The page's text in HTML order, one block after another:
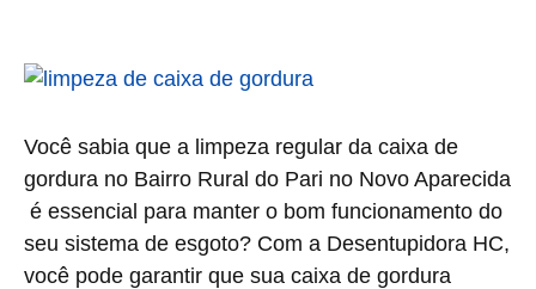
Você sabia que a limpeza regular da caixa de
gordura no Bairro Rural do Pari no Novo Aparecida
é essencial para manter o bom funcionamento do
seu sistema de esgoto? Com a Desentupidora HC,
você pode garantir que sua caixa de gordura